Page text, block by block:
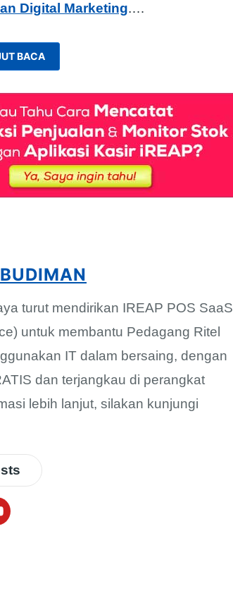
Digital Marketing.…
BACA
turut mendirikan IREAP POS SaaS
untuk membantu Pedagang Ritel
IT dalam bersaing, dengan
dan terjangkau di perangkat
lebih lanjut, silakan kunjungi